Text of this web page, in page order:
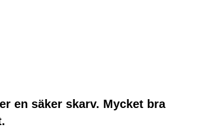
en säker skarv. Mycket bra